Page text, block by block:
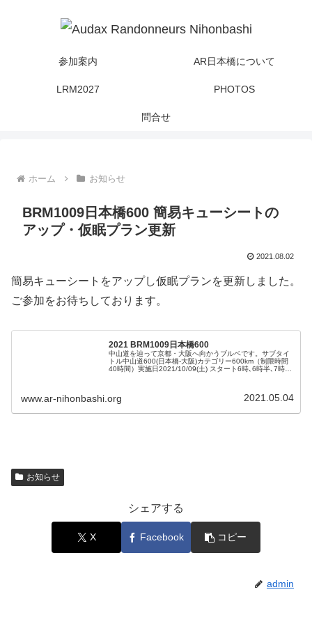
参加案内 AR日本橋について
LRM2027 PHOTOS
問合せ
ホーム お知らせ
BRM1009日本橋600 簡易キューシートの
アップ・仮眠プラン更新
2021.08.02
簡易キューシートをアップし仮眠プランを更新しました。
ご参加をお待ちしております。
2021 BRM1009日本橋600
中山道を辿って京都・大阪へ向かうブルベです。サブタイ
トル中山道600(日本橋-大阪)カテゴリー600km（制限時間
40時間）実施日2021/10/09(土) スタート6時､6時半､7時､7
www.ar-nihonbashi.org 2021.05.04
お知らせ
シェアする
X Facebook コピー
admin